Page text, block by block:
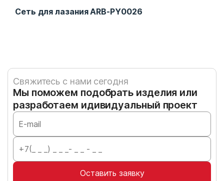
Сеть для лазания ARB-PY0026
Свяжитесь с нами сегодня
Мы поможем подобрать изделия или
разработаем идивидуальный проект
Оставить заявку